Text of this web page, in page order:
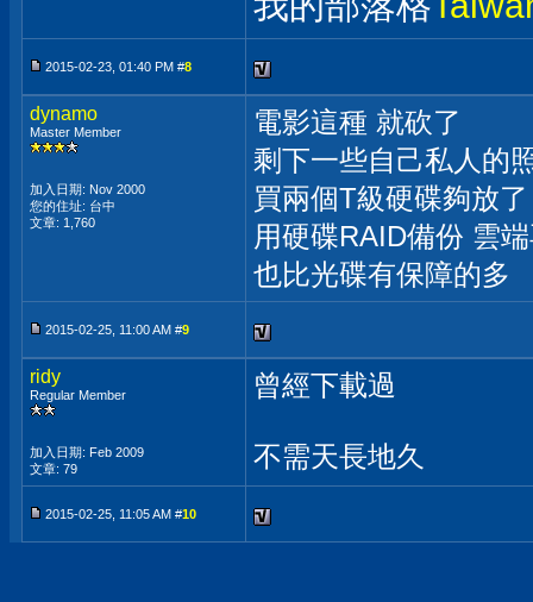
2015-02-23, 01:40 PM #8
dynamo
Master Member
加入日期: Nov 2000
您的住址: 台中
文章: 1,760
電影這種 就砍了
剩下一些自己私人的
買兩個T級硬碟夠放了
用硬碟RAID備份 雲
也比光碟有保障的多
2015-02-25, 11:00 AM #9
ridy
Regular Member
加入日期: Feb 2009
文章: 79
曾經下載過
不需天長地久
2015-02-25, 11:05 AM #10